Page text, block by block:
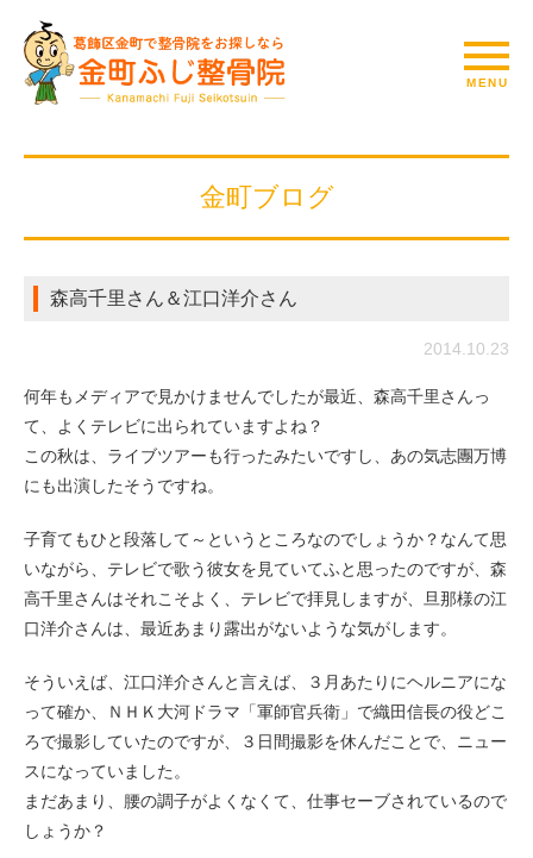
金町ブログ
森高千里さん＆江口洋介さん
2014.10.23
何年もメディアで見かけませんでしたが最近、森高千里さんっ
て、よくテレビに出られていますよね？
この秋は、ライブツアーも行ったみたいですし、あの気志團万博
にも出演したそうですね。
子育てもひと段落して～というところなのでしょうか？なんて思
いながら、テレビで歌う彼女を見ていてふと思ったのですが、森
高千里さんはそれこそよく、テレビで拝見しますが、旦那様の江
口洋介さんは、最近あまり露出がないような気がします。
そういえば、江口洋介さんと言えば、３月あたりにヘルニアにな
って確か、ＮＨＫ大河ドラマ「軍師官兵衛」で織田信長の役どこ
ろで撮影していたのですが、３日間撮影を休んだことで、ニュー
スになっていました。
まだあまり、腰の調子がよくなくて、仕事セーブされているので
しょうか？